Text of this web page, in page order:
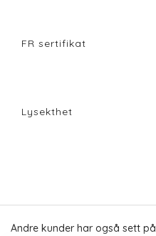
FR sertifikat
Lysekthet
Andre kunder har også sett på